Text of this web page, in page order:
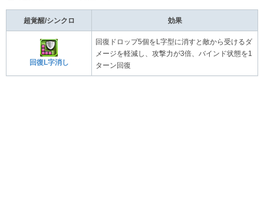
超覚醒/シンクロ 効果
回復L字消し
回復ドロップ5個をL字型に消すと敵から受けるダ
メージを軽減し、攻撃力が3倍、バインド状態を1
ターン回復